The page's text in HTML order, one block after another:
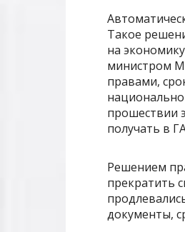
Такое
на
министром
правами,
прошествии
получать в
Решением
прекратить
документы,